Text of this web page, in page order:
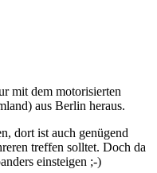
mit dem motorisierten
aus Berlin heraus.
dort ist auch genügend
treffen solltet. Doch da
einsteigen ;-)